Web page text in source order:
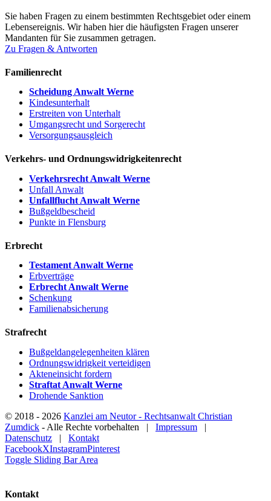
Sie haben Fragen zu einem bestimmten Rechtsgebiet oder einem
Lebensereignis. Wir haben hier die häufigsten Fragen unserer
Mandanten für Sie zusammen getragen.
Zu Fragen & Antworten
Familienrecht
Scheidung Anwalt Werne
Kindesunterhalt
Erstreiten von Unterhalt
Umgangsrecht und Sorgerecht
Versorgungsausgleich
Verkehrs- und Ordnungswidrigkeitenrecht
Verkehrsrecht Anwalt Werne
Unfall Anwalt
Unfallflucht Anwalt Werne
Bußgeldbescheid
Punkte in Flensburg
Erbrecht
Testament Anwalt Werne
Erbverträge
Erbrecht Anwalt Werne
Schenkung
Familienabsicherung
Strafrecht
Bußgeldangelegenheiten klären
Ordnungswidrigkeit verteidigen
Akteneinsicht fordern
Straftat Anwalt Werne
Drohende Sanktion
© 2018 - 2026 Kanzlei am Neutor - Rechtsanwalt Christian
Zumdick - Alle Rechte vorbehalten | Impressum |
Datenschutz | Kontakt
FacebookXInstagramPinterest
Toggle Sliding Bar Area
Kontakt